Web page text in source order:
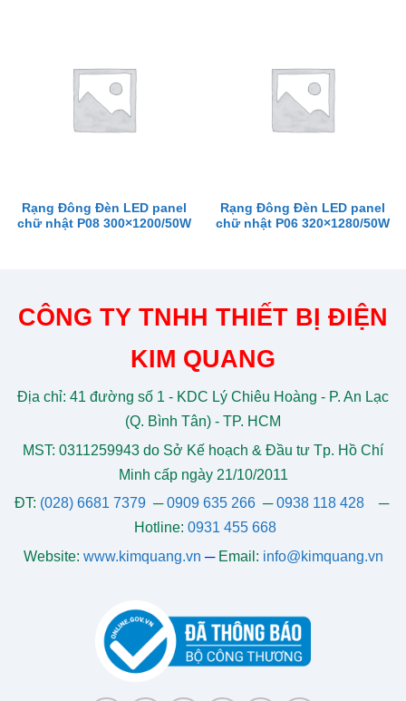
Rạng Đông Đèn LED panel
chữ nhật P08 300×1200/50W
Rạng Đông Đèn LED panel
chữ nhật P06 320×1280/50W
CÔNG TY TNHH THIẾT BỊ ĐIỆN
KIM QUANG
Địa chỉ: 41 đường số 1 - KDC Lý Chiêu Hoàng - P. An Lạc
(Q. Bình Tân) - TP. HCM
MST: 0311259943 do Sở Kế hoạch & Đầu tư Tp. Hồ Chí
Minh cấp ngày 21/10/2011
ĐT: (028) 6681 7379 ─0909 635 266─0938 118 428─
Hotline: 0931 455 668
Website: www.kimquang.vn ─ Email: info@kimquang.vn